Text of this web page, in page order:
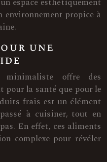
propice à
une
minimaliste offre des
pour la santé que pour le
frais est un élément
à cuisiner, tout en
En effet, ces aliments
complexe pour révéler